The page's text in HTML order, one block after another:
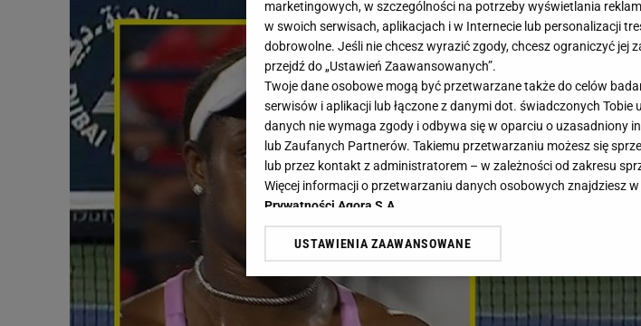
marketingowych, w szczególności na potrzeby wyświetlania
w swoich serwisach, aplikacjach i w Internecie lub personalizacji
dobrowolne. Jeśli nie chcesz wyrazić zgody, chcesz ograniczyć jej
przejdź do „Ustawień Zaawansowanych”.
Twoje dane osobowe mogą być przetwarzane także do celów
serwisów i aplikacji lub łączone z danymi dot. świadczonych
danych nie wymaga zgody i odbywa się w oparciu o uzasadniony
lub Zaufanych Partnerów. Takiemu przetwarzaniu możesz się
lub przez kontakt z administratorem – w zależności od zakresu
Więcej informacji o przetwarzaniu danych osobowych znajdziesz
Prywatności Agora S.A.
Klikając „Akceptuję” wyrażasz też zgodę na zainstalowanie i
Zaufanych Partnerów i Agora S.A. na Twoim urządzeniu
dotyczące plików cookie, wywołując narzędzie do zarządzania
odnośnik „Ustawienia prywatności ” w stopce serwisu i
USTAWIENIA ZAAWANSOWANE